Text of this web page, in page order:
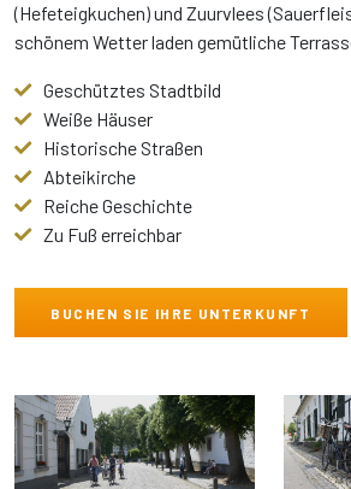
(Hefeteigkuchen) und Zuurvlees
schönem Wetter laden gemütliche
Geschütztes Stadtbild
Weiße Häuser
Historische Straßen
Abteikirche
Reiche Geschichte
Zu Fuß erreichbar
BUCHEN SIE IHRE UNTERKUNFT